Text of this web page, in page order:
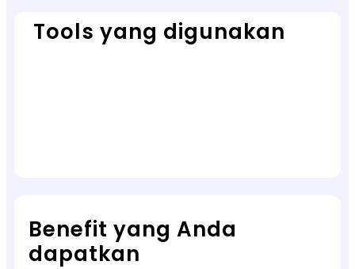
Tools yang digunakan
Benefit yang Anda
dapatkan